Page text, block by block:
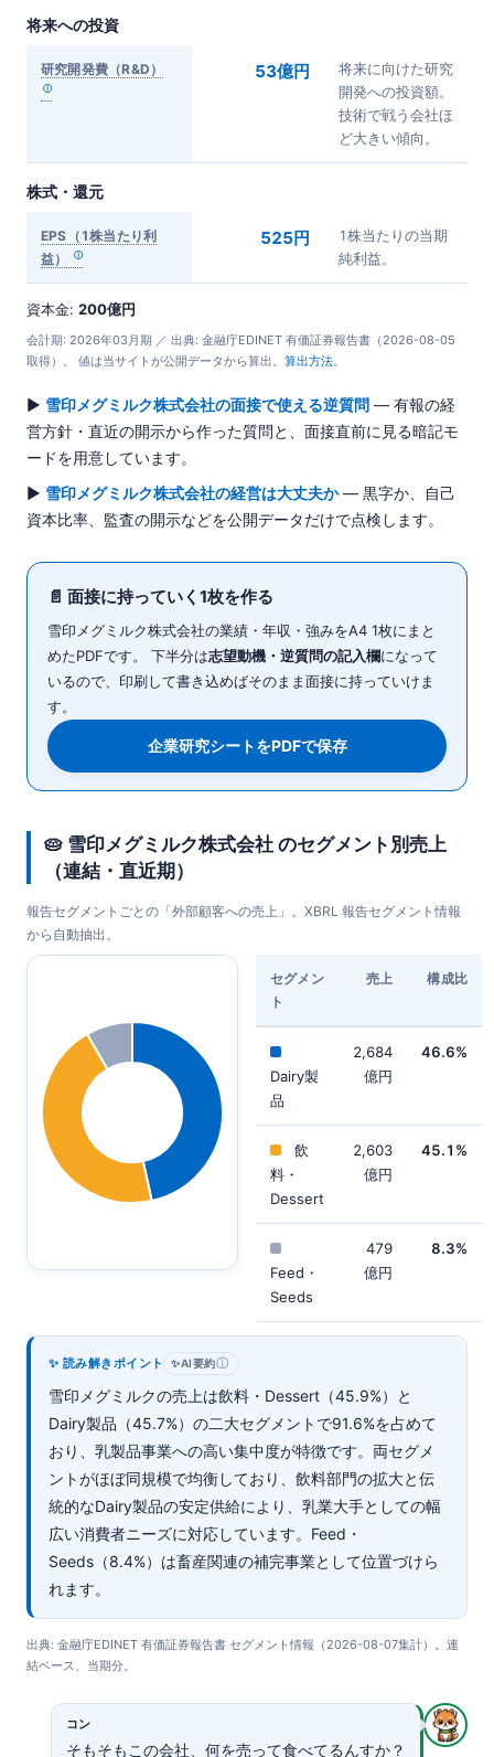
将来への投資
研究開発費（R&D） 53億円
将来に向けた研究
開発への投資額。
技術で戦う会社ほ
ど大きい傾向。
株式・還元
EPS（1株当たり利
益）
525円
1株当たりの当期
純利益。
資本金: 200億円
会計期: 2026年03月期 ／ 出典: 金融庁EDINET 有価証券報告書（2026-08-05
取得）。 値は当サイトが公開データから算出。 算出方法
▶ 雪印メグミルク株式会社の面接で使える逆質問 — 有報の経
営方針・直近の開示から作った質問と、面接直前に見る暗記モ
ードを用意しています。
▶ 雪印メグミルク株式会社の経営は大丈夫か— 黒字か、自己
資本比率、監査の開示などを公開データだけで点検します。
📄 面接に持っていく1枚を作る
雪印メグミルク株式会社の業績・年収・強みをA4 1枚にまと
めたPDFです。 下半分は志望動機・逆質問の記入欄になって
いるので、印刷して書き込めばそのまま面接に持っていけま
す。
企業研究シートをPDFで保存
🥧 雪印メグミルク株式会社 のセグメント別売上
（連結・直近期）
報告セグメントごとの「外部顧客への売上」。XBRL 報告セグメント情報
から自動抽出。
セグメン
ト
売上 構成比
Dairy製
品
2,684
億円
46.6%
飲
料・
Dessert
2,603
億円
45.1%
Feed・
Seeds
479
億円
8.3%
✨ 読み解きポイント ✨AI要約ⓘ
雪印メグミルクの売上は飲料・Dessert（45.9%）と
Dairy製品（45.7%）の二大セグメントで91.6%を占めて
おり、乳製品事業への高い集中度が特徴です。両セグメ
ントがほぼ同規模で均衡しており、飲料部門の拡大と伝
統的なDairy製品の安定供給により、乳業大手としての幅
広い消費者ニーズに対応しています。Feed・
Seeds（8.4%）は畜産関連の補完事業として位置づけら
れます。
出典: 金融庁EDINET 有価証券報告書 セグメント情報（2026-08-07集計）。連
結ベース、当期分。
コン
そもそもこの会社、何を売って食べてるんすか？